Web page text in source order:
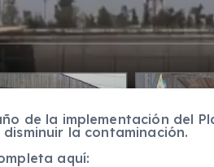
de la implementación del
la contaminación.
aquí: